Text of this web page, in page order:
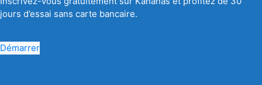
jours d’essai sans carte bancaire.
Démarrer